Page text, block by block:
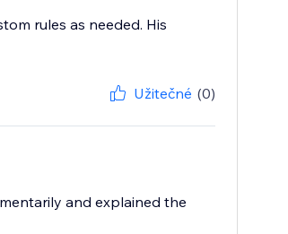
rules as needed. His
Užitečné (0)
and explained the